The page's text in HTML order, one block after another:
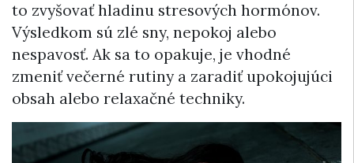
to zvyšovať hladinu stresových hormónov.
Výsledkom sú zlé sny, nepokoj alebo
nespavosť. Ak sa to opakuje, je vhodné
zmeniť večerné rutiny a zaradiť upokojujúci
obsah alebo relaxačné techniky.